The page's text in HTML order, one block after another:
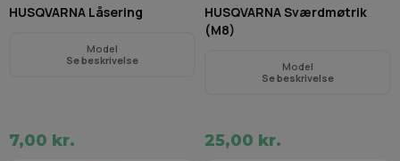
HUSQVARNA Låsering
Model
Se beskrivelse
7,00 kr.
HUSQVARNA Sværdmøtrik
(M8)
Model
Se beskrivelse
25,00 kr.